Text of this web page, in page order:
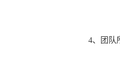
4、团队